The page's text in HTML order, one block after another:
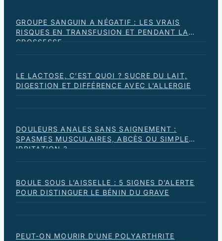
GROUPE SANGUIN A NÉGATIF : LES VRAIS
RISQUES EN TRANSFUSION ET PENDANT LA
GROSSESSE
LE LACTOSE, C’EST QUOI ? SUCRE DU LAIT,
DIGESTION ET DIFFÉRENCE AVEC L’ALLERGIE
DOULEURS ANALES SANS SAIGNEMENT :
SPASMES MUSCULAIRES, ABCÈS OU SIMPLE
IRRITATION ?
BOULE SOUS L’AISSELLE : 5 SIGNES D’ALERTE
POUR DISTINGUER LE BÉNIN DU GRAVE
PEUT-ON MOURIR D’UNE POLYARTHRITE